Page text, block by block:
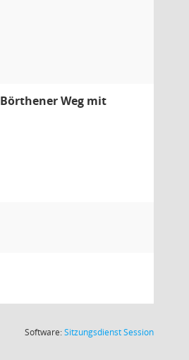
Weg mit
Software:SitzungsdienstSession(Wird in